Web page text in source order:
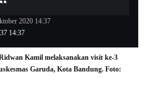
14:37
2020 14:37
Kamil melaksanakan visit ke-3
Garuda, Kota Bandung. Foto: